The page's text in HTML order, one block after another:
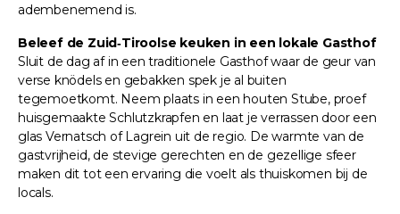
adembenemend is.
Beleef de Zuid‑Tiroolse keuken in een lokale Gasthof
Sluit de dag af in een traditionele Gasthof waar de geur van
verse knödels en gebakken spek je al buiten
tegemoetkomt. Neem plaats in een houten Stube, proef
huisgemaakte Schlutzkrapfen en laat je verrassen door een
glas Vernatsch of Lagrein uit de regio. De warmte van de
gastvrijheid, de stevige gerechten en de gezellige sfeer
maken dit tot een ervaring die voelt als thuiskomen bij de
locals.